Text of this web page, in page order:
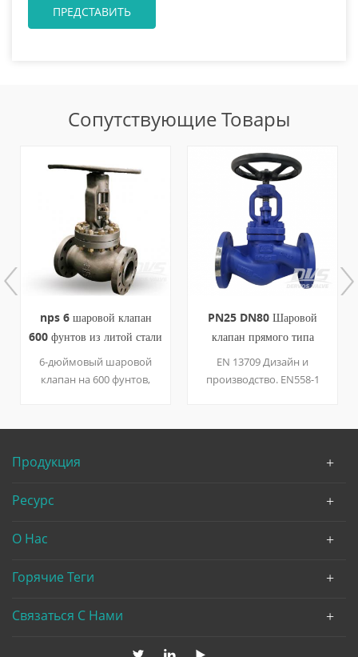
Сопутствующие Товары
nps 6 шаровой клапан
600 фунтов из литой стали
RF api623
6-дюймовый шаровой
клапан на 600 фунтов,
в соответствии с api623
PN25 DN80 Шаровой
клапан прямого типа
EN10213
EN 13709 Дизайн и
производство. EN558-1
Стандарт испытаний и
Продукция
Ресурс
О Нас
Горячие Теги
Связаться С Нами